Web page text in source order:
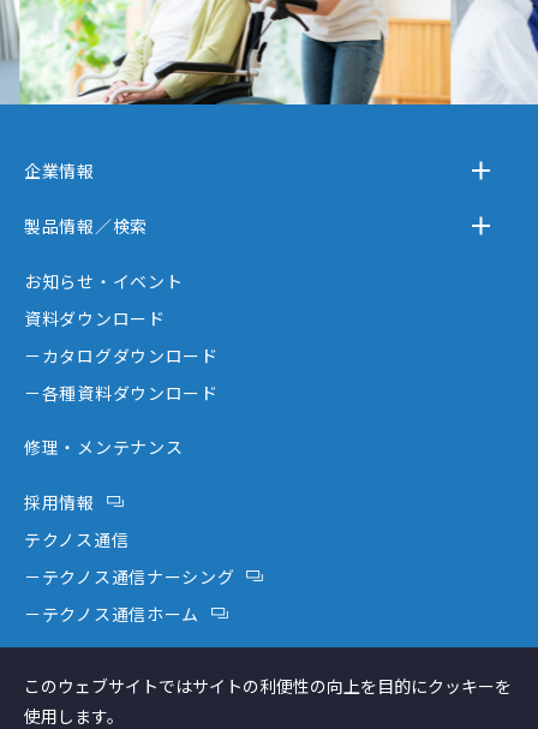
企業情報
－企業情報
－テクノスジャパンが選ばれる理由
－創業者大西秀憲ヒストリー
製品情報／検索
お知らせ・イベント
資料ダウンロード
－カタログダウンロード
－各種資料ダウンロード
修理・メンテナンス
採用情報
テクノス通信
－テクノス通信ナーシング
－テクノス通信ホーム
コラム
このウェブサイトではサイトの利便性の向上を目的にクッキーを
使用します。